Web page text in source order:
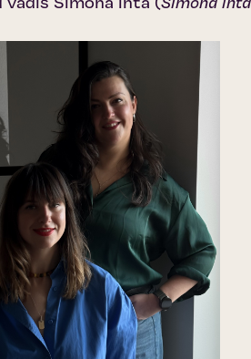
vadīs Simona Inta (Simona Inta